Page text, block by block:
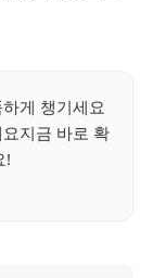
게 챙기세요
지금 바로 확
!